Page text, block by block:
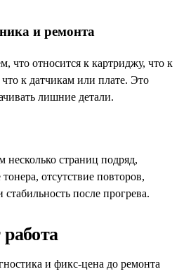
и ремонта
что относится к картриджу, что к
к датчикам или плате. Это
лишние детали.
несколько страниц подряд,
отсутствие повторов,
после прогрева.
и фикс-цена до ремонта